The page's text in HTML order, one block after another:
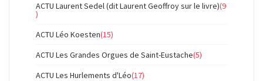
ACTU Laurent Sedel (dit Laurent Geoffroy sur le livre)(9
)
ACTU Léo Koesten(15)
ACTU Les Grandes Orgues de Saint-Eustache(5)
ACTU Les Hurlements d'Léo(17)